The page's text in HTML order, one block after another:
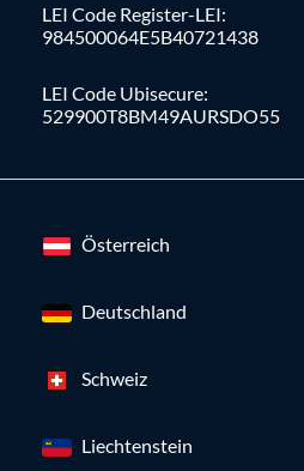
LEI Code Register-LEI:
984500064E5B40721438
LEI Code Ubisecure:
529900T8BM49AURSDO55
Österreich
Deutschland
Schweiz
Liechtenstein